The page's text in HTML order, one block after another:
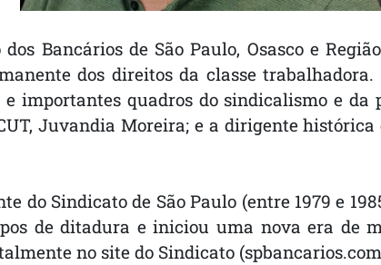
Bancários de São Paulo, Osasco e
dos direitos da classe
importantes quadros do sindicalismo e
Juvandia Moreira; e a dirigente
do Sindicato de São Paulo (entre 1979 e
de ditadura e iniciou uma nova era de
no site do Sindicato